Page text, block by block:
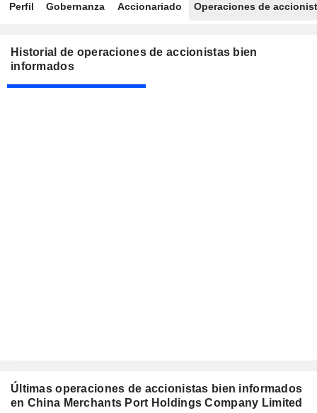
Perfil Gobernanza Accionariado Operaciones de
Historial de operaciones de accionistas bien
informados
Últimas operaciones de accionistas bien informados
en China Merchants Port Holdings Company Limited